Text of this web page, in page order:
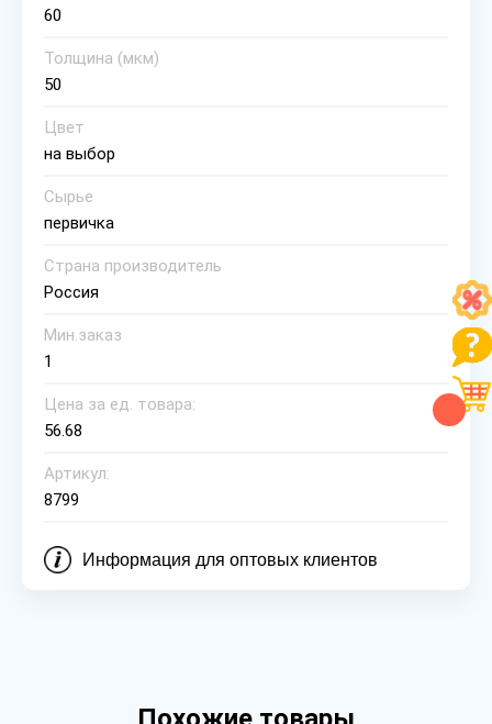
60
Толщина (мкм)
50
Цвет
на выбор
Сырье
первичка
Страна производитель
Россия
Мин.заказ
1
Цена за ед. товара:
56.68
Артикул:
8799
Информация для оптовых клиентов